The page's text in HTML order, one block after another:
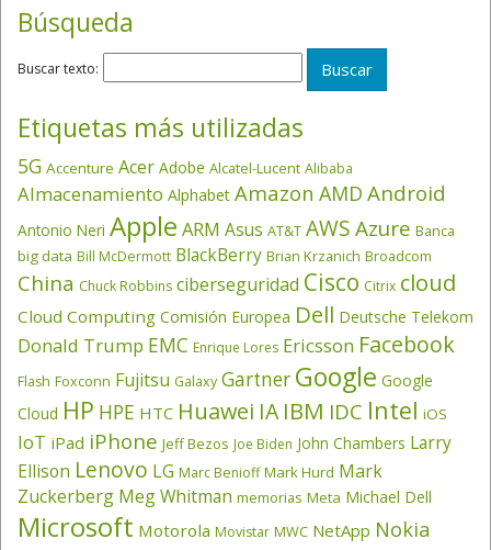
Búsqueda
Buscar texto:
Etiquetas más utilizadas
5G Accenture Acer Adobe Alcatel-Lucent Alibaba
Almacenamiento Alphabet Amazon AMD Android
Antonio Neri Apple ARM Asus AT&T AWSAzure Banca
big data Bill McDermott BlackBerry Brian Krzanich Broadcom
China Chuck Robbins ciberseguridad Cisco Citrix cloud
Cloud Computing Comisión Europea Dell Deutsche Telekom
Donald Trump EMC Enrique Lores Ericsson Facebook
Flash Foxconn Fujitsu Galaxy Gartner Google Google
Cloud HP HPE HTC Huawei IA IBM IDC Intel iOS
IoT iPad iPhone Jeff Bezos Joe Biden John Chambers Larry
Ellison Lenovo LG Marc Benioff Mark Hurd Mark
Zuckerberg Meg Whitman memorias Meta Michael Dell
Microsoft Motorola Movistar MWC NetApp Nokia